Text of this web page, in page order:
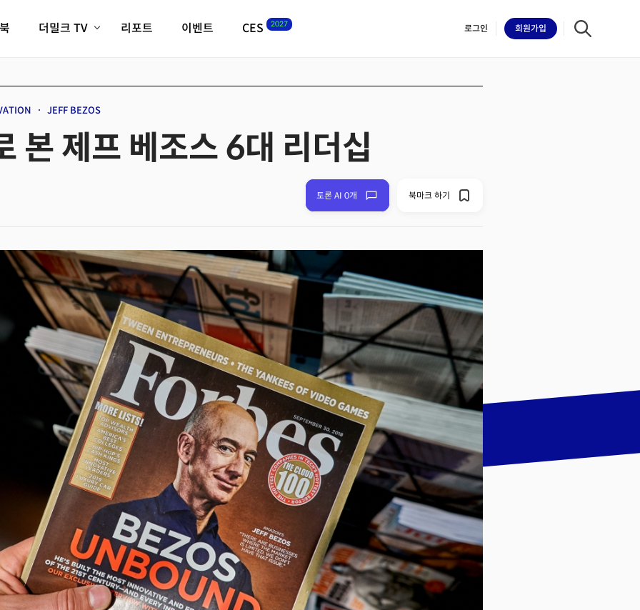
더밀크 TV
크리스의 뉴욕 시그널
리포트 이벤트 CES 2027
필드 가이드
CES2027 with TheMiilk
로그인 회원가입
JEFF BEZOS
본 제프 베조스 6대 리더십
토론 AI 0개 북마크 하기